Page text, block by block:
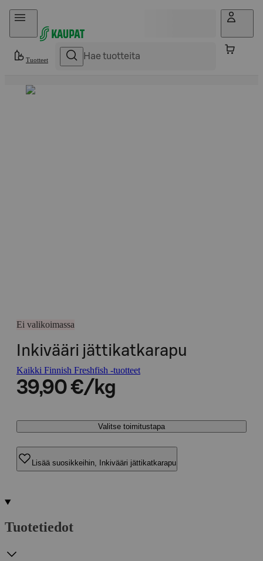
Hyppää sisältöön
Tuotteet
Ei valikoimassa
Inkivääri jättikatkarapu
Kaikki Finnish Freshfish -tuotteet
39,90 €/kg
Valitse toimitustapa
Lisää suosikkeihin, Inkivääri jättikatkarapu
Tuotetiedot